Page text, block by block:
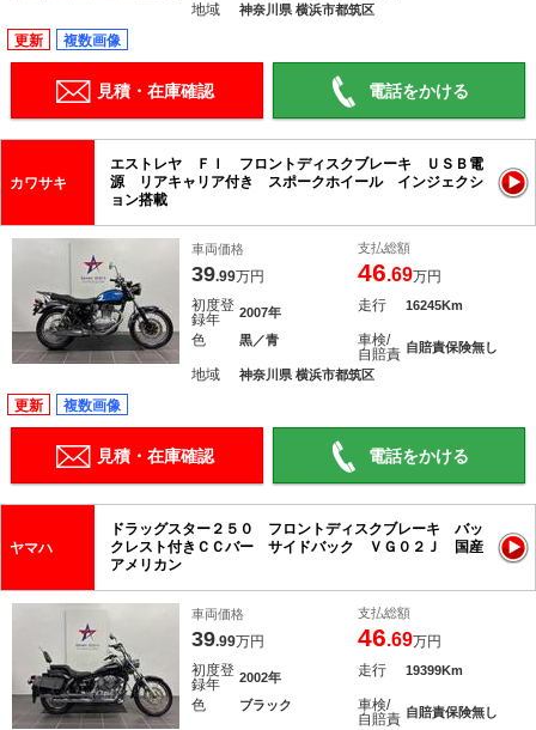
地域 神奈川県 横浜市都筑区
更新 複数画像
見積・在庫確認 電話をかける
カワサキ
エストレヤ ＦＩ フロントディスクブレーキ ＵＳＢ電
源 リアキャリア付き スポークホイール インジェクシ
ョン搭載
車両価格
39.99万円
支払総額
46.69万円
初度登
録年
2007年 走行 16245Km
色 黒／青
車検/
自賠責 自賠責保険無し
地域 神奈川県 横浜市都筑区
更新 複数画像
見積・在庫確認 電話をかける
ヤマハ
ドラッグスター２５０ フロントディスクブレーキ バッ
クレスト付きＣＣバー サイドバック ＶＧ０２Ｊ 国産
アメリカン
車両価格
39.99万円
支払総額
46.69万円
初度登
録年
2002年 走行 19399Km
色 ブラック
車検/
自賠責 自賠責保険無し